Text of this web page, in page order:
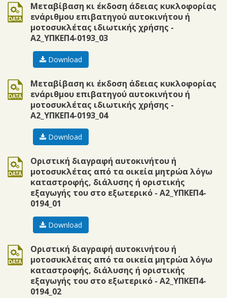
Μεταβίβαση κι έκδοση άδειας κυκλοφορίας
ενάριθμου επιβατηγού αυτοκινήτου ή
μοτοσυκλέτας ιδιωτικής χρήσης -
Α2_ΥΠΚΕΠ4-0193_03
doc
Download
Μεταβίβαση κι έκδοση άδειας κυκλοφορίας
ενάριθμου επιβατηγού αυτοκινήτου ή
μοτοσυκλέτας ιδιωτικής χρήσης -
Α2_ΥΠΚΕΠ4-0193_04
doc
Download
Οριστική διαγραφή αυτοκινήτου ή
μοτοσυκλέτας από τα οικεία μητρώα λόγω
καταστροφής, διάλυσης ή οριστικής
εξαγωγής του στο εξωτερικό - Α2_ΥΠΚΕΠ4-
0194_01
doc
Download
Οριστική διαγραφή αυτοκινήτου ή
μοτοσυκλέτας από τα οικεία μητρώα λόγω
καταστροφής, διάλυσης ή οριστικής
εξαγωγής του στο εξωτερικό - Α2_ΥΠΚΕΠ4-
0194_02
doc